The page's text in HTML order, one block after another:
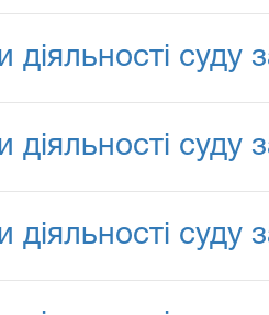
діяльності суду
діяльності суду
діяльності суду